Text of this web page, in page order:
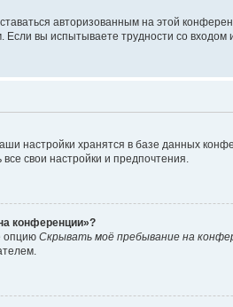
авторизованным на этой
вы испытываете трудности со
настройки хранятся в базе данных
свои настройки и предпочтения.
конференции»?
опцию Скрывать моё пребывание на